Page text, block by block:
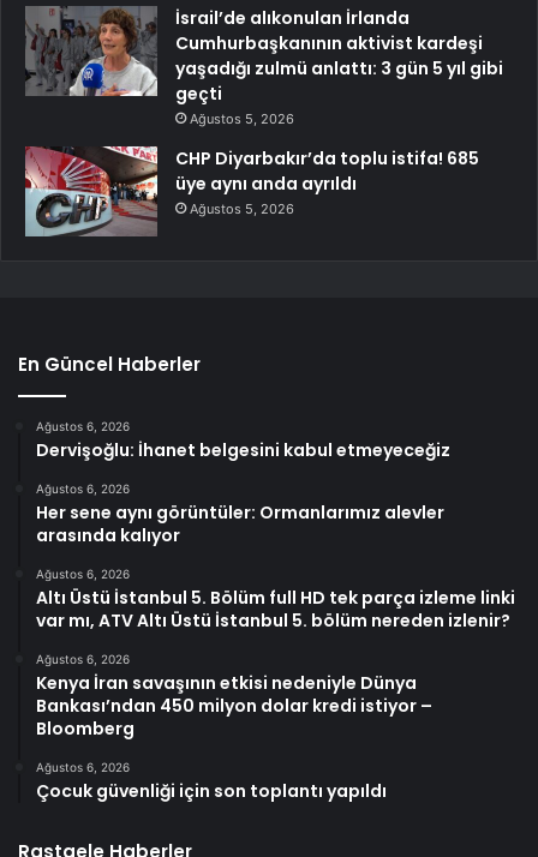
İsrail’de alıkonulan İrlanda
Cumhurbaşkanının aktivist kardeşi
yaşadığı zulmü anlattı: 3 gün 5 yıl gibi
geçti
Ağustos 5, 2026
CHP Diyarbakır’da toplu istifa! 685
üye aynı anda ayrıldı
Ağustos 5, 2026
En Güncel Haberler
Ağustos 6, 2026
Dervişoğlu: İhanet belgesini kabul etmeyeceğiz
Ağustos 6, 2026
Her sene aynı görüntüler: Ormanlarımız alevler
arasında kalıyor
Ağustos 6, 2026
Altı Üstü İstanbul 5. Bölüm full HD tek parça izleme linki
var mı, ATV Altı Üstü İstanbul 5. bölüm nereden izlenir?
Ağustos 6, 2026
Kenya İran savaşının etkisi nedeniyle Dünya
Bankası’ndan 450 milyon dolar kredi istiyor –
Bloomberg
Ağustos 6, 2026
Çocuk güvenliği için son toplantı yapıldı
Rastgele Haberler